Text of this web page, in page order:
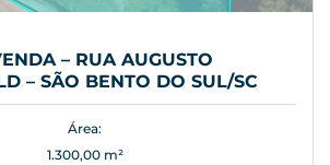
– RUA AUGUSTO
– SÃO BENTO DO SUL/SC
Área:
1.300,00 m²